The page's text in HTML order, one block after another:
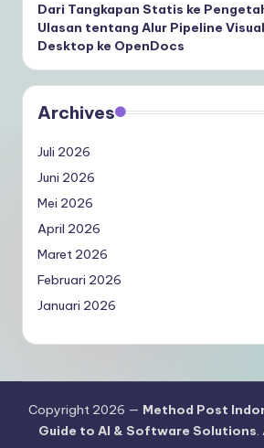
Dari Tangkapan Statis ke
Ulasan tentang Alur Pipeline
Desktop ke OpenDocs
Archives
Juli 2026
Juni 2026
Mei 2026
April 2026
Maret 2026
Februari 2026
Januari 2026
Copyright 2026 — Method Post
Guide to AI & Software Solutions.